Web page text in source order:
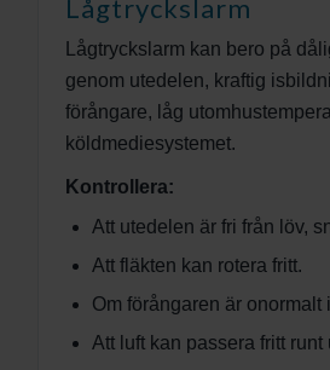
Lågtryckslarm
Lågtryckslarm kan bero på
genom utedelen, kraftig
förångare, låg
köldmediesystemet.
Kontrollera:
Att utedelen är fri från löv,
Att fläkten kan rotera fritt.
Om förångaren är onormalt
Att luft kan passera fritt runt